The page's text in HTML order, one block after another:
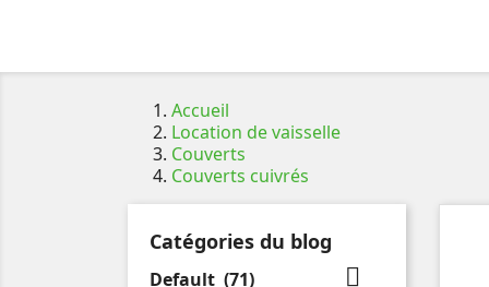
Accueil
Location de vaisselle
Couverts
Couverts cuivrés
Catégories du blog
Default (71) 